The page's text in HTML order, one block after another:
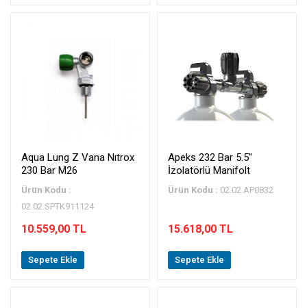
Aqua Lung Z Vana Nıtrox
230 Bar M26
Ürün Kodu :
02.02.SPTK911124
10.559,00 TL
Sepete Ekle
Apeks 232 Bar 5.5''
İzolatörlü Manifolt
Ürün Kodu : 02.02.AP0832
15.618,00 TL
Sepete Ekle